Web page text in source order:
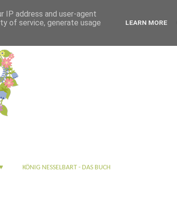
KÖNIG NESSELBART - DAS BUCH
IP address and user-agent
of service, generate usage
LEARN MORE